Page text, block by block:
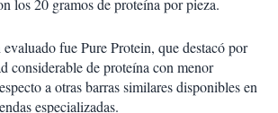
los 20 gramos de proteína por pieza.
fue Pure Protein, que destacó por
considerable de proteína con menor
a otras barras similares disponibles en
especializadas.